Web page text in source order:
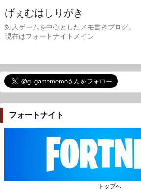
げぇむはしりがき
対人ゲームを中心としたメモ書きブログ。
現在はフォートナイトメイン
フォートナイト
トップへ